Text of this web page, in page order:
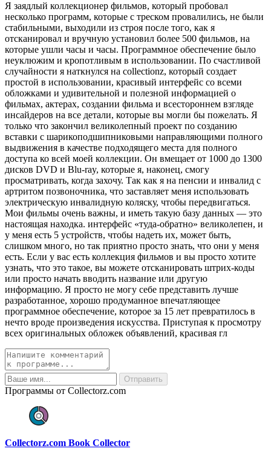
Я заядлый коллекционер фильмов, который пробовал
несколько программ, которые с треском провалились, не были
стабильными, выходили из строя после того, как я
отсканировал и вручную установил более 500 фильмов, на
которые ушли часы и часы. Программное обеспечение было
неуклюжим и кропотливым в использовании. По счастливой
случайности я наткнулся на collectionz, который создает
простой в использовании, красивый интерфейс со всеми
обложками и удивительной и полезной информацией о
фильмах, актерах, создании фильма и всестороннем взгляде
инсайдеров на все детали, которые вы могли бы пожелать. Я
только что закончил великолепный проект по созданию
вставки с шарикоподшипниковыми направляющими полного
выдвижения в качестве подходящего места для полного
доступа ко всей моей коллекции. Он вмещает от 1000 до 1300
дисков DVD и Blu-ray, которые я, наконец, смогу
просматривать, когда захочу. Так как я на пенсии и инвалид с
артритом позвоночника, что заставляет меня использовать
электрическую инвалидную коляску, чтобы передвигаться.
Мои фильмы очень важны, и иметь такую базу данных — это
настоящая находка. интерфейс «туда-обратно» великолепен, и
у меня есть 5 устройств, чтобы надеть их, может быть,
слишком много, но так приятно просто знать, что они у меня
есть. Если у вас есть коллекция фильмов и вы просто хотите
узнать, что это такое, вы можете отсканировать штрих-коды
или просто начать вводить название или другую
информацию. Я просто не могу себе представить лучше
разработанное, хорошо продуманное впечатляющее
программное обеспечение, которое за 15 лет превратилось в
нечто вроде произведения искусства. Приступая к просмотру
всех оригинальных обложек объявлений, красивая гл
Программы от Collectorz.com
Collectorz.com Book Collector